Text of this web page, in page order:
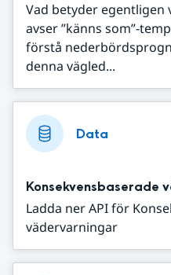
Vad betyder egentligen
avser ”känns som”-
förstå
denna vägled...
Data
Konsekvensbaserade
Ladda ner API för
vädervarningar